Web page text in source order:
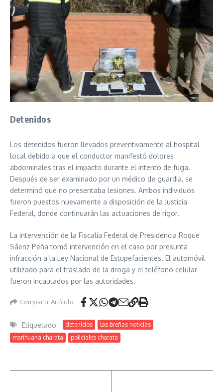
Detenidos
Los detenidos fueron llevados preventivamente al hospital
local debido a que el conductor manifestó dolores
abdominales tras el impacto durante el intento de fuga.
Después de ser examinado por un médico de guardia, se
determinó que no presentaba lesiones. Ambos individuos
fueron puestos nuevamente a disposición de la Justicia
Federal, donde continuarán las actuaciones de rigor.
La intervención de la Fiscalía Federal de Presidencia Roque
Sáenz Peña tomó intervención en el caso por presunta
infracción a la Ley Nacional de Estupefacientes. El automóvil
utilizado para el traslado de la droga y el teléfono celular
fueron incautados por las autoridades.
Compartir Artículo
Etiquetado: detenidos
las breñas noticias
marihuana charata
policiales charata